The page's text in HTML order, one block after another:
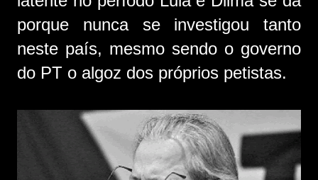
porque nunca se investigou tanto
neste país, mesmo sendo o governo
do PT o algoz dos próprios petistas.